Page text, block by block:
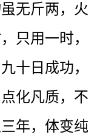
无斤两，火
只用一时，
十日成功，
化凡质，不
年，体变纯